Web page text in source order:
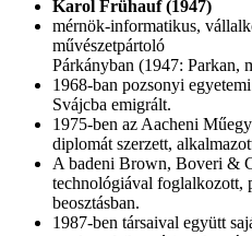
Karol Frühauf (1947)
mérnök-informatikus,
művészetpártoló
Párkányban (1947: Parkan,
1968-ban pozsonyi
Svájcba emigrált.
1975-ben az Aacheni
diplomát szerzett,
A badeni Brown, Boveri &
technológiával foglalkozott,
beosztásban.
1987-ben társaival együtt